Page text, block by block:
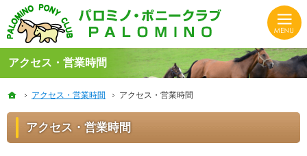
アクセス・営業時間
HASパロミノ・ポニークラブでは初心者から上級者、子供から大人まで楽しく体験できる乗馬クラ
静岡の乗馬クラブならHASパロミノ・ポニークラブでリフレッシュ！
ホーム
アクセス・営業時間 アクセス・営業時間
アクセス・営業時間
ホーム
アクセス・営業時間 アクセス・営業時間